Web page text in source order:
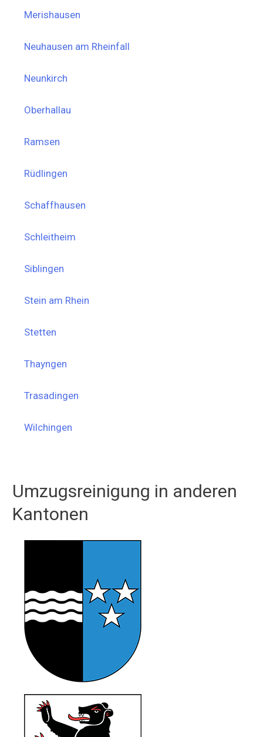
Merishausen
Neuhausen am Rheinfall
Neunkirch
Oberhallau
Ramsen
Rüdlingen
Schaffhausen
Schleitheim
Siblingen
Stein am Rhein
Stetten
Thayngen
Trasadingen
Wilchingen
Umzugsreinigung in anderen
Kantonen